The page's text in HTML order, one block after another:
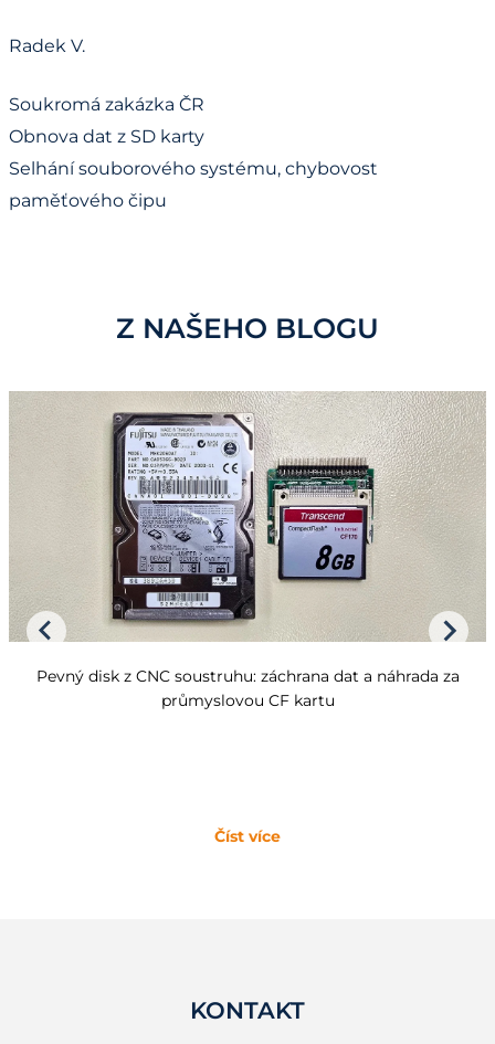
Radek V.
Soukromá zakázka ČR
Obnova dat z SD karty
Selhání souborového systému, chybovost
paměťového čipu
Z NAŠEHO BLOGU
Pevný disk z CNC soustruhu: záchrana dat a náhrada za
průmyslovou CF kartu
Číst více
KONTAKT